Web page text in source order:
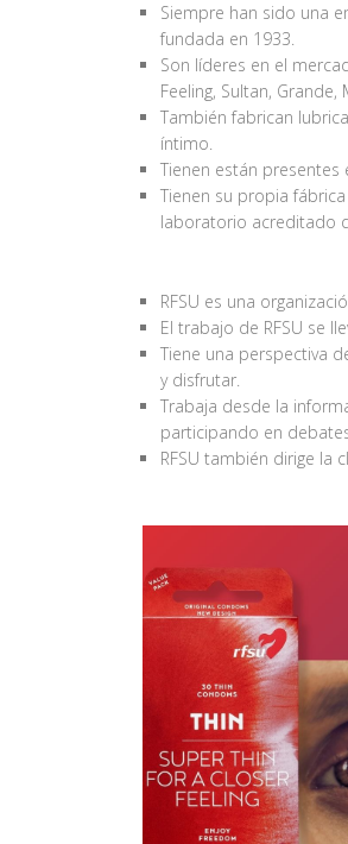
Siempre han sido una
fundada en 1933.
Son líderes en el
Feeling, Sultan, Grande,
También fabrican
íntimo.
Tienen están
Tienen su propia
laboratorio acreditado
RFSU es una
El trabajo de RFSU se
Tiene una perspectiva
y disfrutar.
Trabaja desde la
participando en
RFSU también dirige la